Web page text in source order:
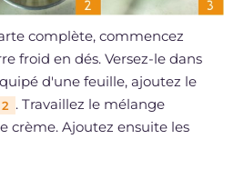
complète, commencez
froid en dés. Versez-le dans
d'une feuille, ajoutez le
2 . Travaillez le mélange
crème. Ajoutez ensuite les